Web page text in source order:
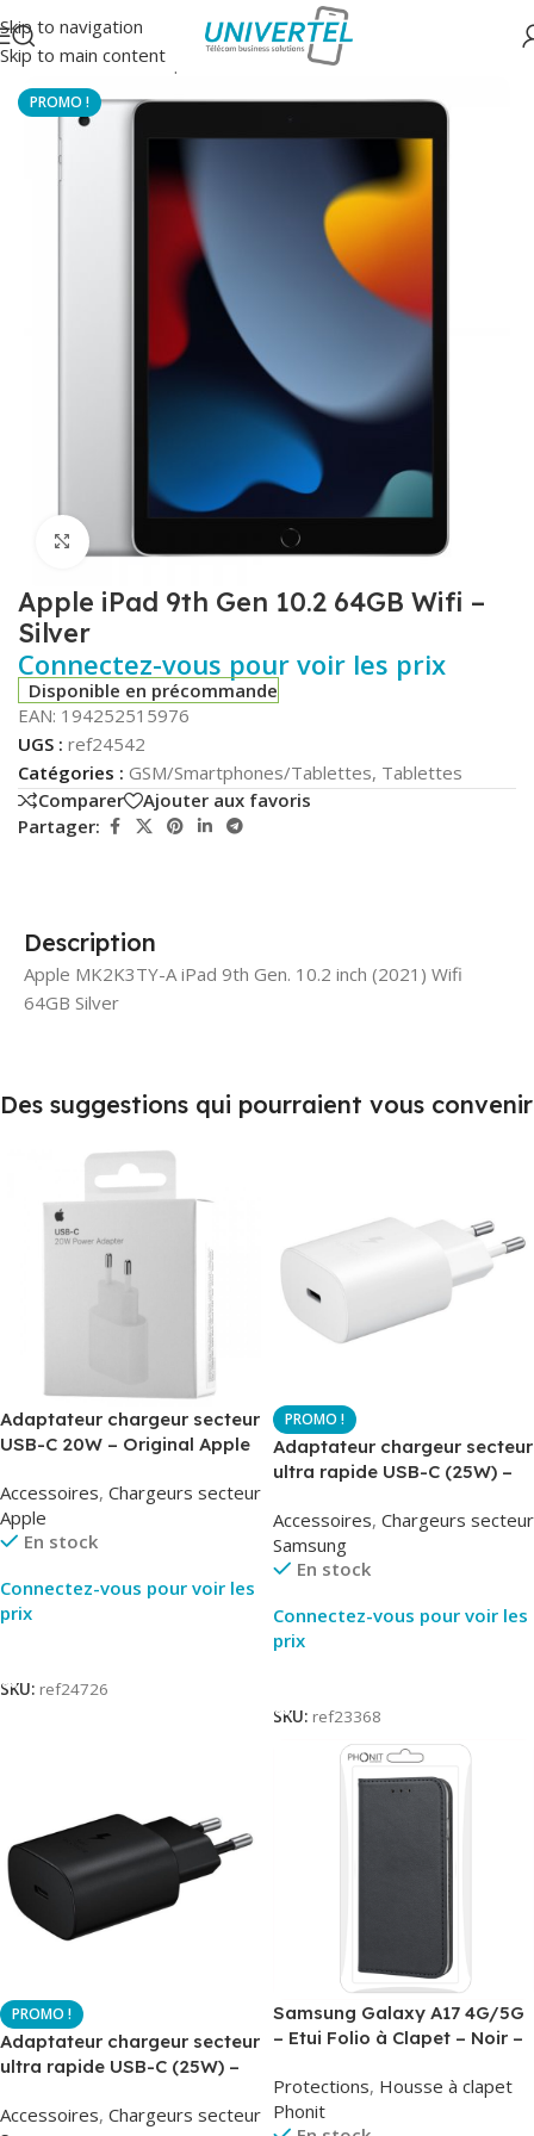
Skip to navigation
Skip to main content
Accueil/GSM/Smartphones/Tablettes/Tablettes
Click to enlarge
Apple iPad 9th Gen 10.2 64GB Wifi –
Silver
Connectez-vous pour voir les prix
Disponible en précommande
EAN: 194252515976
UGS : ref24542
Catégories : GSM/Smartphones/Tablettes, Tablettes
Comparer
Ajouter aux favoris
Partager:
Description
Apple MK2K3TY-A iPad 9th Gen. 10.2 inch (2021) Wifi
64GB Silver
Des suggestions qui pourraient vous convenir
Adaptateur chargeur secteur
USB-C 20W – Original Apple
Original
Accessoires, Chargeurs secteur
Apple
En stock
Connectez-vous pour voir les
prix
SKU: ref24726
Adaptateur chargeur secteur
ultra rapide USB-C (25W) –
EP-TA800
Accessoires, Chargeurs secteur
Samsung
En stock
Connectez-vous pour voir les
prix
SKU: ref23368
Adaptateur chargeur secteur
ultra rapide USB-C (25W) –
TA800
Accessoires, Chargeurs secteur
Samsung Galaxy A17 4G/5G
– Etui Folio à Clapet – Noir –
Protections, Housse à clapet
Phonit